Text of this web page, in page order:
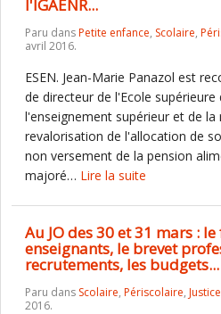
l'IGAENR...
Paru dansPetite enfance, Scolaire,
avril 2016.
ESEN. Jean-Marie Panazol est
de directeur de l'Ecole
l'enseignement supérieur et de la
revalorisation de l'allocation de
non versement de la pension
majoré… Lire la suite
Au JO des 30 et 31 mars :
enseignants, le brevet
recrutements, les budgets...
Paru dans Scolaire, Périscolaire, Justice
2016.